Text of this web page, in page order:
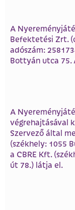
A
Befektetési Zrt.
adószám:
Bottyán utca 75.
A
végrehajtásával
Szervező által
(székhely: 1055
a CBRE Kft.
út 78.) látja el.